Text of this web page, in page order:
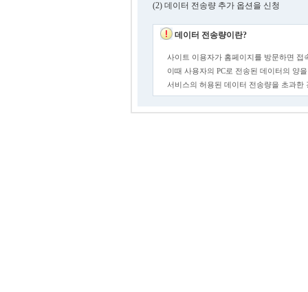
(2) 데이터 전송량 추가 옵션을 신청
데이터 전송량이란?
사이트 이용자가 홈페이지를 방문하면 접
이때 사용자의 PC로 전송된 데이터의 양
서비스의 허용된 데이터 전송량을 초과